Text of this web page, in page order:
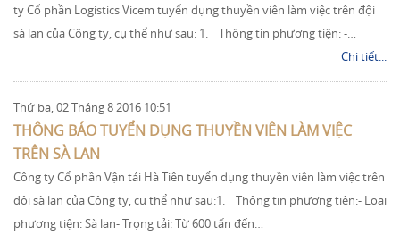
ty Cổ phần Logistics Vicem tuyển dụng thuyền viên làm việc trên đội
sà lan của Công ty, cụ thể như sau: 1. Thông tin phương tiện: -…
Chi tiết...
Thứ ba, 02 Tháng 8 2016 10:51
THÔNG BÁO TUYỂN DỤNG THUYỀN VIÊN LÀM VIỆC
TRÊN SÀ LAN
Công ty Cổ phần Vận tải Hà Tiên tuyển dụng thuyền viên làm việc trên
đội sà lan của Công ty, cụ thể như sau:1. Thông tin phương tiện:- Loại
phương tiện: Sà lan- Trọng tải: Từ 600 tấn đến…